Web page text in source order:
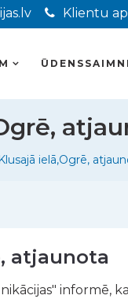
Klientu
ielā,Ogrē,
atjaunota
informē,